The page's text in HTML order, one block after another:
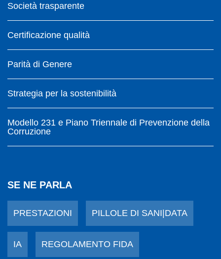
Società trasparente
Certificazione qualità
Parità di Genere
Strategia per la sostenibilità
Modello 231 e Piano Triennale di Prevenzione della
Corruzione
SE NE PARLA
PRESTAZIONI PILLOLE DI SANI|DATA
IA REGOLAMENTO FIDA